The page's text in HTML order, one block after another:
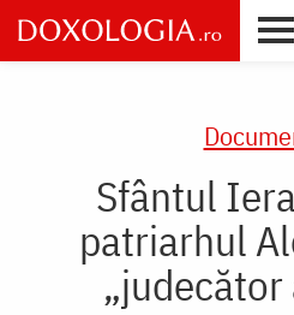
Skip
to
main
Sfântul
patriarhul